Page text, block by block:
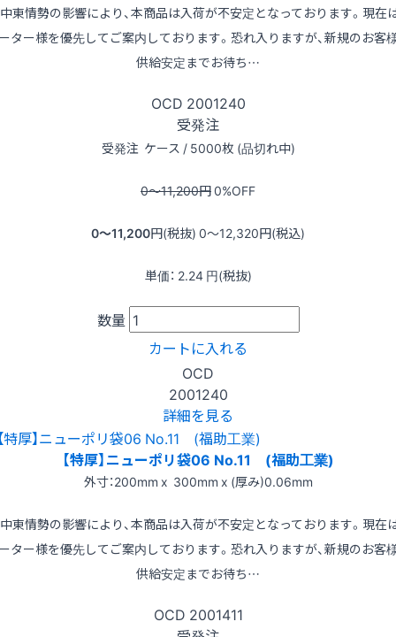
東情勢の影響により、本商品は入荷が不安定となっております。現在
ター様を優先してご案内しております。恐れ入りますが、新規のお客
供給安定までお待ち…
OCD 2001240
受発注
受発注 ケース / 5000枚 (品切れ中)
0〜11,200円0%OFF
0〜11,200円(税抜) 0〜12,320円(税込)
単価： 2.24 円(税抜)
数量
カートに入れる
OCD
2001240
詳細を見る
【特厚】ニューポリ袋06 No.11 (福助工業)
外寸：200mm x 300mm x (厚み)0.06mm
東情勢の影響により、本商品は入荷が不安定となっております。現在
ター様を優先してご案内しております。恐れ入りますが、新規のお客
供給安定までお待ち…
OCD 2001411